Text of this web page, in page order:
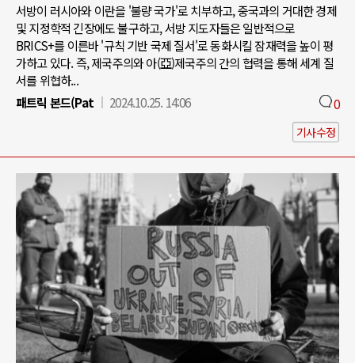
서방이 러시아와 이란을 '불량 국가'로 치부하고, 중국과의 거대한 경제
및 지정학적 긴장에도 불구하고, 서방 지도자들은 일반적으로
BRICS+를 이른바 '규칙 기반 국제 질서'로 동화시킬 잠재력을 높이 평
가하고 있다. 즉, 제국주의와 아(亞)제국주의 간의 협력을 통해 세계 질
서를 위협하...
패트릭 본드(Pat
2024.10.25. 14:06 0
기사수정